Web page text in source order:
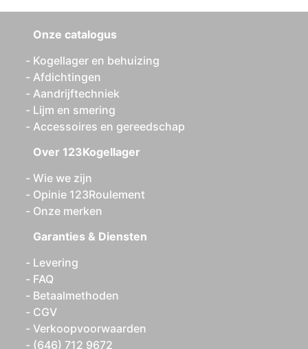
Onze catalogus
Kogellager en behuizing
Afdichtingen
Aandrijftechniek
Lijm en smering
Accessoires en gereedschap
Over 123Kogellager
Wie we zijn
Opinie 123Roulement
Onze merken
Garanties & Diensten
Levering
FAQ
Betaalmethoden
CGV
Verkoopvoorwaarden
(646) 712 9672